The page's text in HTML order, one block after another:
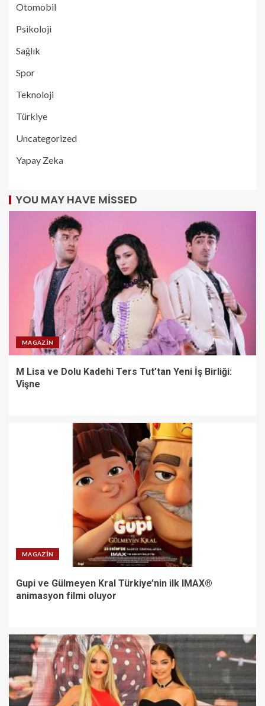
Otomobil
Psikoloji
Sağlık
Spor
Teknoloji
Türkiye
Uncategorized
Yapay Zeka
YOU MAY HAVE MISSED
MAGAZIN
M Lisa ve Dolu Kadehi Ters Tut’tan Yeni İş Birliği:
Vişne
MAGAZIN
Gupi ve Gülmeyen Kral Türkiye’nin ilk IMAX®
animasyon filmi oluyor